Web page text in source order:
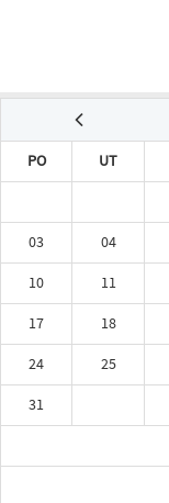
PO UT
03
04
10
11
17
18
24
25
31